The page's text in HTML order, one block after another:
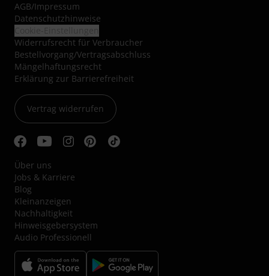
AGB/Impressum
Datenschutzhinweise
Widerrufsrecht für Verbraucher
Bestellvorgang/Vertragsabschluss
Mängelhaftungsrecht
Erklärung zur Barrierefreiheit
Vertrag widerrufen
Über uns
Jobs & Karriere
Blog
Kleinanzeigen
Nachhaltigkeit
Hinweisgebersystem
Audio Professionell